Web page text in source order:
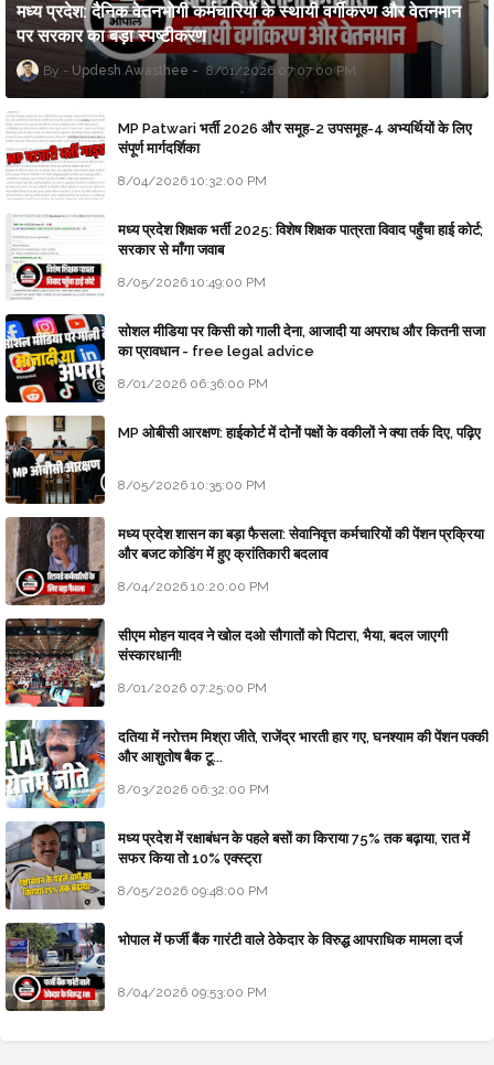
मध्य प्रदेश: दैनिक वेतनभोगी कर्मचारियों के स्थायी वर्गीकरण और वेतनमान
पर सरकार का बड़ा स्पष्टीकरण
Updesh Awasthee 8/01/2026 07:07:00 PM
MP Patwari भर्ती 2026 और समूह-2 उपसमूह-4 अभ्यर्थियों के लिए
संपूर्ण मार्गदर्शिका
8/04/2026 10:32:00 PM
मध्य प्रदेश शिक्षक भर्ती 2025: विशेष शिक्षक पात्रता विवाद पहुँचा हाई कोर्ट;
सरकार से माँगा जवाब
8/05/2026 10:49:00 PM
सोशल मीडिया पर किसी को गाली देना, आजादी या अपराध और कितनी सजा
का प्रावधान - free legal advice
8/01/2026 06:36:00 PM
MP ओबीसी आरक्षण: हाईकोर्ट में दोनों पक्षों के वकीलों ने क्या तर्क दिए, पढ़िए
8/05/2026 10:35:00 PM
मध्य प्रदेश शासन का बड़ा फैसला: सेवानिवृत्त कर्मचारियों की पेंशन प्रक्रिया
और बजट कोडिंग में हुए क्रांतिकारी बदलाव
8/04/2026 10:20:00 PM
सीएम मोहन यादव ने खोल दओ सौगातों को पिटारा, भैया, बदल जाएगी
संस्कारधानी!
8/01/2026 07:25:00 PM
दतिया में नरोत्तम मिश्रा जीते, राजेंद्र भारती हार गए, घनश्याम की पेंशन पक्की
और आशुतोष बैक टू...
8/03/2026 06:32:00 PM
मध्य प्रदेश में रक्षाबंधन के पहले बसों का किराया 75% तक बढ़ाया, रात में
सफर किया तो 10% एक्स्ट्रा
8/05/2026 09:48:00 PM
भोपाल में फर्जी बैंक गारंटी वाले ठेकेदार के विरुद्ध आपराधिक मामला दर्ज
8/04/2026 09:53:00 PM